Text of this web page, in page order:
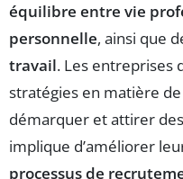
équilibre entre vie
personnelle, ainsi que
travail. Les entreprises
stratégies en matière de
démarquer et attirer
implique d’améliorer
processus de